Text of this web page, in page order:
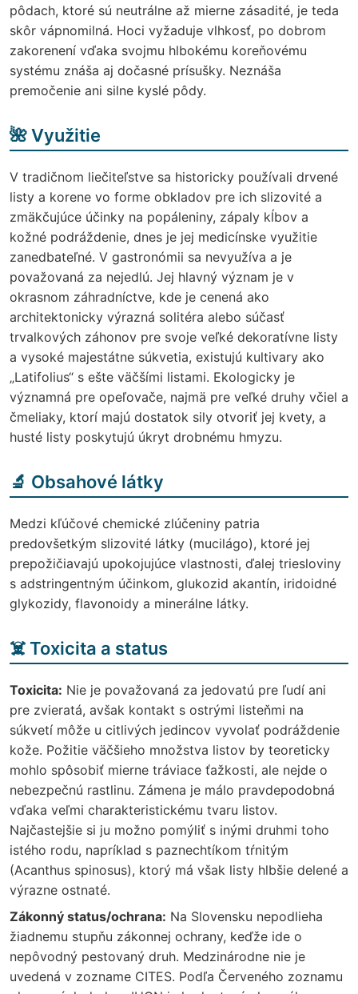
pôdach, ktoré sú neutrálne až mierne zásadité, je teda
skôr vápnomilná. Hoci vyžaduje vlhkosť, po dobrom
zakorenení vďaka svojmu hlbokému koreňovému
systému znáša aj dočasné prísušky. Neznáša
premočenie ani silne kyslé pôdy.
🌺 Využitie
V tradičnom liečiteľstve sa historicky používali drvené
listy a korene vo forme obkladov pre ich slizovité a
zmäkčujúce účinky na popáleniny, zápaly kĺbov a
kožné podráždenie, dnes je jej medicínske využitie
zanedbateľné. V gastronómii sa nevyužíva a je
považovaná za nejedlú. Jej hlavný význam je v
okrasnom záhradníctve, kde je cenená ako
architektonicky výrazná solitéra alebo súčasť
trvalkových záhonov pre svoje veľké dekoratívne listy
a vysoké majestátne súkvetia, existujú kultivary ako
„Latifolius“ s ešte väčšími listami. Ekologicky je
významná pre opeľovače, najmä pre veľké druhy včiel a
čmeliaky, ktorí majú dostatok sily otvoriť jej kvety, a
husté listy poskytujú úkryt drobnému hmyzu.
🔬 Obsahové látky
Medzi kľúčové chemické zlúčeniny patria
predovšetkým slizovité látky (mucilágo), ktoré jej
prepožičiavajú upokojujúce vlastnosti, ďalej triesloviny
s adstringentným účinkom, glukozid akantín, iridoidné
glykozidy, flavonoidy a minerálne látky.
☠️ Toxicita a status
Toxicita: Nie je považovaná za jedovatú pre ľudí ani
pre zvieratá, avšak kontakt s ostrými listeňmi na
súkvetí môže u citlivých jedincov vyvolať podráždenie
kože. Požitie väčšieho množstva listov by teoreticky
mohlo spôsobiť mierne tráviace ťažkosti, ale nejde o
nebezpečnú rastlinu. Zámena je málo pravdepodobná
vďaka veľmi charakteristickému tvaru listov.
Najčastejšie si ju možno pomýliť s inými druhmi toho
istého rodu, napríklad s paznechtíkom tŕnitým
(Acanthus spinosus), ktorý má však listy hlbšie delené a
výrazne ostnaté.
Zákonný status/ochrana: Na Slovensku nepodlieha
žiadnemu stupňu zákonnej ochrany, keďže ide o
nepôvodný pestovaný druh. Medzinárodne nie je
uvedená v zozname CITES. Podľa Červeného zoznamu